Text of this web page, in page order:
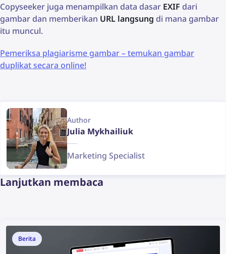
Copyseeker juga menampilkan data dasar EXIF dari
gambar dan memberikan URL langsung di mana gambar
itu muncul.
Pemeriksa plagiarisme gambar – temukan gambar
duplikat secara online!
Author
Julia Mykhailiuk
Marketing Specialist
Lanjutkan membaca
Berita